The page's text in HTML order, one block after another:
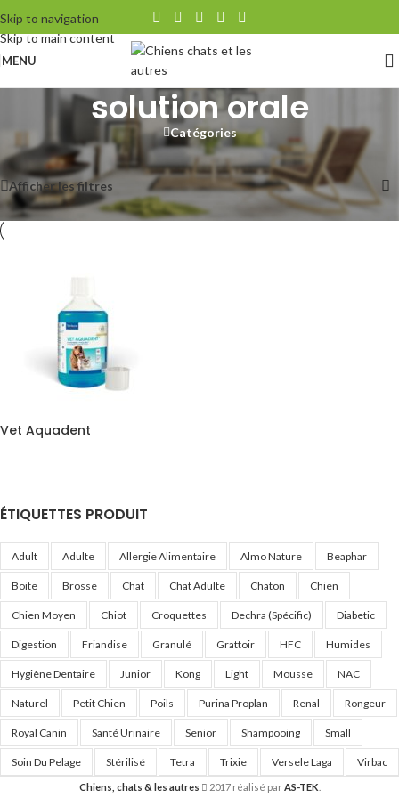
Skip to navigation
Skip to main content
MENU
solution orale
Catégories
Accueil/Produits identifiés “solution orale” Voici le seul résultat
Afficher les filtres
Vet Aquadent
ÉTIQUETTES PRODUIT
Adult Adulte Allergie Alimentaire Almo Nature Beaphar
Boite Brosse Chat Chat Adulte Chaton Chien
Chien Moyen Chiot Croquettes Dechra (Spécific) Diabetic
Digestion Friandise Granulé Grattoir HFC Humides
Hygiène Dentaire Junior Kong Light Mousse NAC
Naturel Petit Chien Poils Purina Proplan Renal Rongeur
Royal Canin Santé Urinaire Senior Shampooing Small
Soin Du Pelage Stérilisé Tetra Trixie Versele Laga Virbac
Chiens, chats & les autres 2017 réalisé parAS-TEK